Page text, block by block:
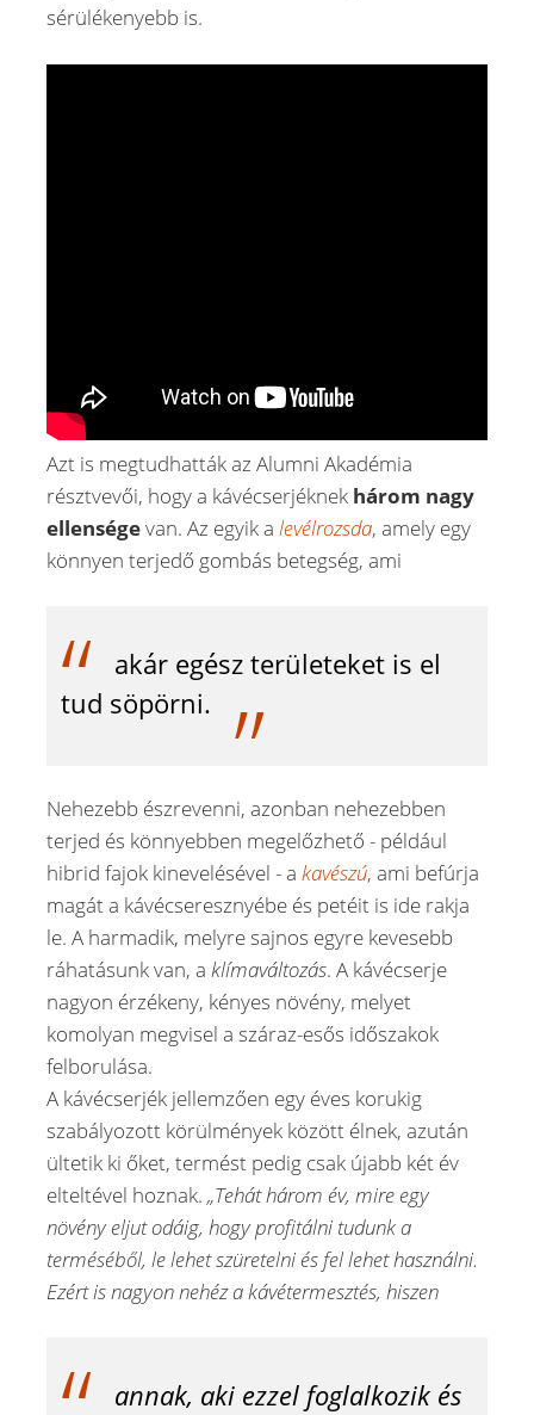
sérülékenyebb is.
Azt is megtudhatták az Alumni Akadémia
résztvevői, hogy a kávécserjéknek három nagy
ellenségevan. Az egyik a levélrozsda, amely egy
könnyen terjedő gombás betegség, ami
akár egész területeket is el
tud söpörni.
Nehezebb észrevenni, azonban nehezebben
terjed és könnyebben megelőzhető - például
hibrid fajok kinevelésével - a kavészú, ami befúrja
magát a kávécseresznyébe és petéit is ide rakja
le. A harmadik, melyre sajnos egyre kevesebb
ráhatásunk van, a klímaváltozás. A kávécserje
nagyon érzékeny, kényes növény, melyet
komolyan megvisel a száraz-esős időszakok
felborulása.
A kávécserjék jellemzően egy éves korukig
szabályozott körülmények között élnek, azután
ültetik ki őket, termést pedig csak újabb két év
elteltével hoznak. „Tehát három év, mire egy
növény eljut odáig, hogy profitálni tudunk a
terméséből, le lehet szüretelni és fel lehet használni.
Ezért is nagyon nehéz a kávétermesztés, hiszen
annak, aki ezzel foglalkozik és